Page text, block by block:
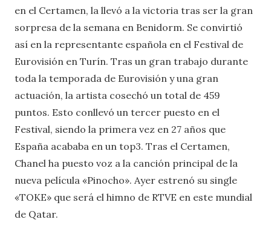
en el Certamen, la llevó a la victoria tras ser la gran
sorpresa de la semana en Benidorm. Se convirtió
así en la representante española en el Festival de
Eurovisión en Turín. Tras un gran trabajo durante
toda la temporada de Eurovisión y una gran
actuación, la artista cosechó un total de 459
puntos. Esto conllevó un tercer puesto en el
Festival, siendo la primera vez en 27 años que
España acababa en un top3. Tras el Certamen,
Chanel ha puesto voz a la canción principal de la
nueva película «Pinocho». Ayer estrenó su single
«TOKE» que será el himno de RTVE en este mundial
de Qatar.